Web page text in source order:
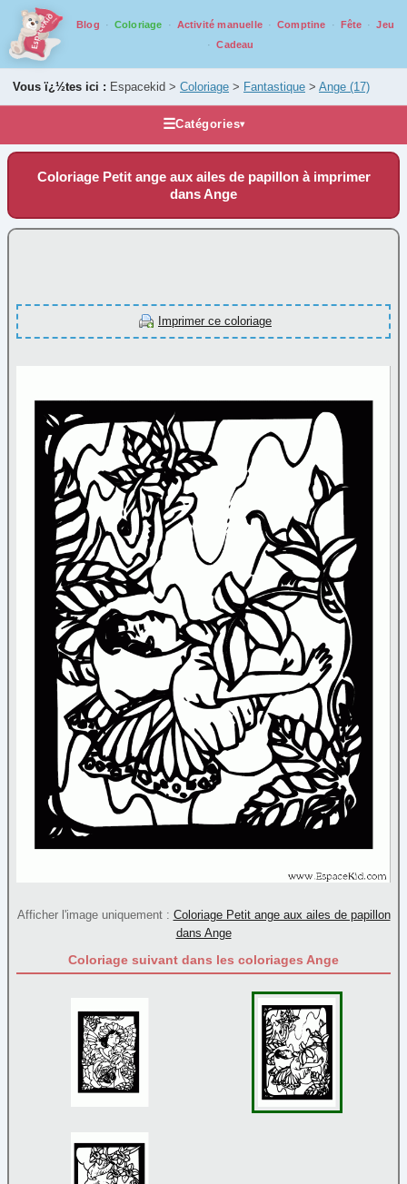
Blog Coloriage Activité manuelle Comptine Fête
Jeu
Cadeau
Vous ï¿½tes ici : Espacekid > Coloriage > Fantastique > Ange (17)
☰Catégories▾
Les coloriages
Alphabet
Gargouille(1)
(7)
(3)
Pirate et Viking(14)
(3)
Halloween
Mandala
Médiéval
Papier à lettre
Personnage
Reine et princesse
Transport
Coloriage Petit ange aux ailes de papillon à imprimer
dans Ange
Imprimer ce coloriage
Afficher l'image uniquement : Coloriage Petit ange aux ailes de papillon
dans Ange
Coloriage suivant dans les coloriages Ange